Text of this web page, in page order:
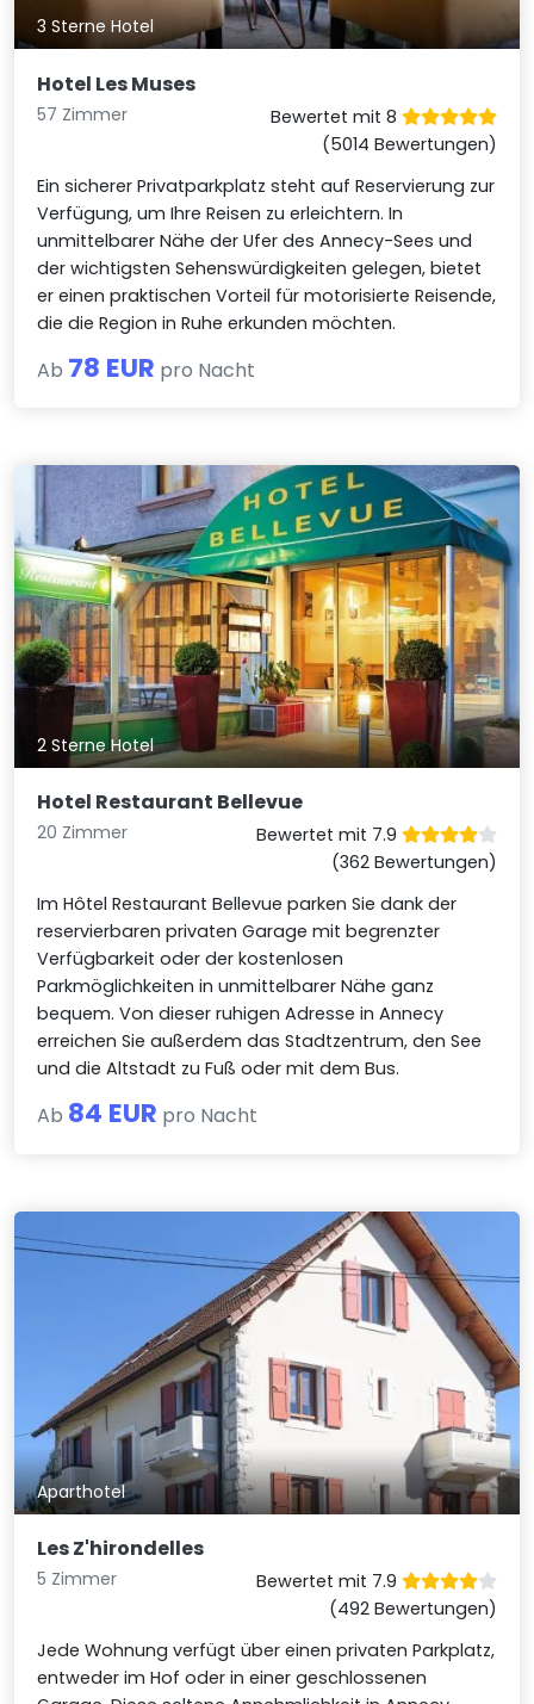
3 Sterne Hotel
Hotel Les Muses
57 Zimmer
Bewertet mit 8
(5014 Bewertungen)
Ein sicherer Privatparkplatz steht auf Reservierung zur
Verfügung, um Ihre Reisen zu erleichtern. In
unmittelbarer Nähe der Ufer des Annecy-Sees und
der wichtigsten Sehenswürdigkeiten gelegen, bietet
er einen praktischen Vorteil für motorisierte Reisende,
die die Region in Ruhe erkunden möchten.
Ab 78 EUR pro Nacht
2 Sterne Hotel
Hotel Restaurant Bellevue
20 Zimmer
Bewertet mit 7.9
(362 Bewertungen)
Im Hôtel Restaurant Bellevue parken Sie dank der
reservierbaren privaten Garage mit begrenzter
Verfügbarkeit oder der kostenlosen
Parkmöglichkeiten in unmittelbarer Nähe ganz
bequem. Von dieser ruhigen Adresse in Annecy
erreichen Sie außerdem das Stadtzentrum, den See
und die Altstadt zu Fuß oder mit dem Bus.
Ab 84 EUR pro Nacht
Aparthotel
Les Z'hirondelles
5 Zimmer
Bewertet mit 7.9
(492 Bewertungen)
Jede Wohnung verfügt über einen privaten Parkplatz,
entweder im Hof oder in einer geschlossenen